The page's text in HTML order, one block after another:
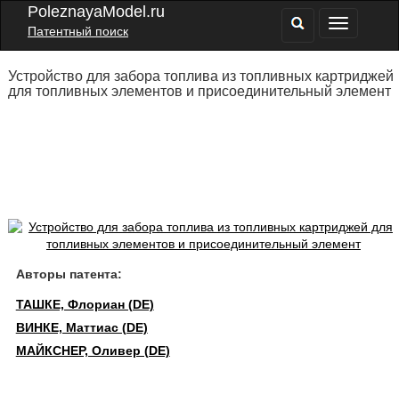
PoleznayaModel.ru
Патентный поиск
Устройство для забора топлива из топливных картриджей
для топливных элементов и присоединительный элемент
Авторы патента:
ТАШКЕ, Флориан (DE)
ВИНКЕ, Маттиас (DE)
МАЙКСНЕР, Оливер (DE)